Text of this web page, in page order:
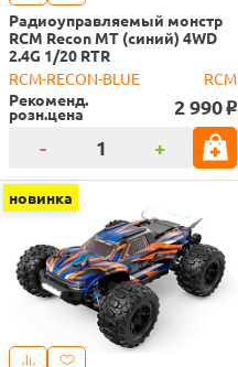
Радиоуправляемый монстр
RCM Recon MT (синий) 4WD
2.4G 1/20 RTR
RCM-RECON-BLUE
RCM
Рекоменд.
розн.цена 2 990 o
- +
новинка